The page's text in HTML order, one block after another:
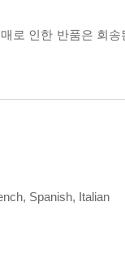
로 인한 반품은 회
Spanish, Italian